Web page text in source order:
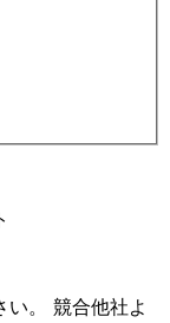
。 競合他社よ